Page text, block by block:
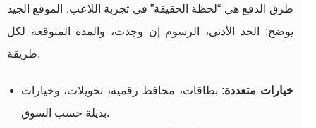
طرق الدفع هي “لحظة الحقيقة” في تجربة اللاعب. الموقع الجيد
يوضح: الحد الأدنى، الرسوم إن وجدت، والمدة المتوقعة لكل
طريقة.
خيارات متعددة: بطاقات، محافظ رقمية، تحويلات، وخيارات
بديلة حسب السوق.